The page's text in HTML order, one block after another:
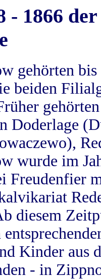
- 1866
gehörten
beiden
Doderlage
wurde im
Freudenfier
diesem
Kinder aus
- in